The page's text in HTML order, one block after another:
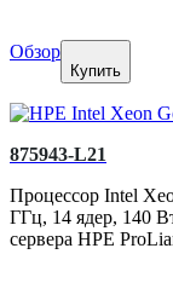
Обзор
Купить
875943-L21
Процессор Intel
ГГц, 14 ядер, 140
сервера HPE